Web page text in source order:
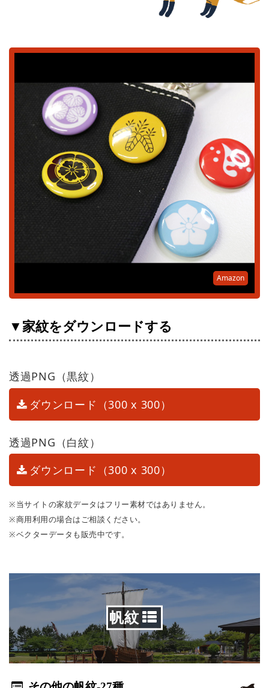
Amazon
▼家紋をダウンロードする
透過PNG（黒紋）
ダウンロード（300 x 300）
透過PNG（白紋）
ダウンロード（300 x 300）
※当サイトの家紋データはフリー素材ではありません。
※商用利用の場合はご相談ください。
※ベクターデータも販売中です。
帆紋